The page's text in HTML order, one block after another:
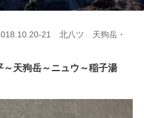
21 北八ツ 天狗岳・
～天狗岳～ニュウ～稲子湯